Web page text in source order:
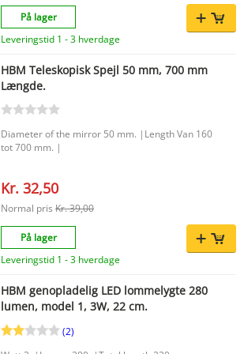
model er kun egnet til 4-takts motorer. Vigtigste
fordele Sikrer korrekt justering af tændingstiden
Bidrager til en jævnt kørende motor og gode
præstationer Hjælper med at holde
Produktfunktioner Mærke: HBM Type:
stroboskop-timinglampe til tænding Anvendelse:
justering af tændingstiming EAN-kode:
7435125124196 Med denne HBM stroboskop-
timinglampe arbejder du præcist på en korrekt
tænding, så motoren kan fungere optimalt.
På lager
Leveringstid 1 - 3 hverdage
HBM Teleskopisk Spejl 50 mm, 700 mm
Længde.
Diameter of the mirror 50 mm. |Length Van 160
tot 700 mm. |
Kr. 32,50
Normal pris Kr. 39,00
På lager
Leveringstid 1 - 3 hverdage
HBM genopladelig LED lommelygte 280
lumen, model 1, 3W, 22 cm.
(2)